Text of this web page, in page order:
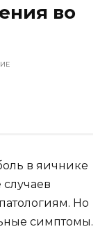
во
в яичнике
Но
симптомы.